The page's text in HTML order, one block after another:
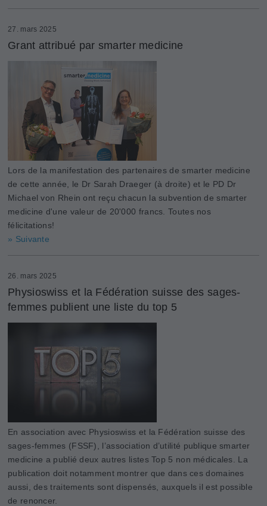
27. mars 2025
Grant attribué par smarter medicine
Lors de la manifestation des partenaires de smarter medicine
de cette année, le Dr Sarah Draeger (à droite) et le PD Dr
Michael von Rhein ont reçu chacun la subvention de smarter
medicine d'une valeur de 20'000 francs. Toutes nos
félicitations!
» Suivante
26. mars 2025
Physioswiss et la Fédération suisse des sages-
femmes publient une liste du top 5
En association avec Physioswiss et la Fédération suisse des
sages-femmes (FSSF), l’association d’utilité publique smarter
medicine a publié deux autres listes Top 5 non médicales. La
publication doit notamment montrer que dans ces domaines
aussi, des traitements sont dispensés, auxquels il est possible
de renoncer.